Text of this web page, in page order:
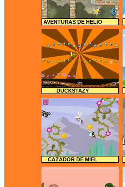
AVENTURAS DE HELIO
DUCKSTAZY
CAZADOR DE MIEL